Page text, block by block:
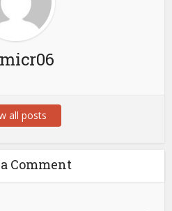
all posts
Comment